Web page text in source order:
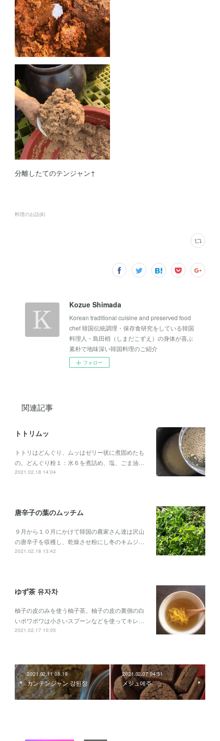
分離したてのテンジャン↑
料理のお話(8)
Kozue Shimada
Korean traditional cuisine and preserved food
chef 韓国伝統調理・保存食研究をしている韓国
料理人・島田梢（しまだこずえ）の身体が喜ぶ
素朴で地味深い韓国料理のご紹介
フォロー
関連記事
トトリムッ
トトリはどんぐり、ムッはゼリー状に煮固めたも
の。どんぐり粉１：水６を煮詰め、塩、ごま油…
2021.02.18 14:04
唐辛子の葉のムッチム
９月から１０月にかけて韓国の農家さん達は沢山
の唐辛子を収穫し、乾燥させ粉にし冬のキムジ…
2021.02.18 13:42
ゆず茶 유자차
柚子の皮のみを使う柚子茶。柚子の皮の裏側の白
いポワポワは小さいスプーンなどを使ってキレ…
2021.02.17 10:05
2021.02.11 08:19
カンテンジャン 강된장
2021.02.07 04:51
メジュ메주